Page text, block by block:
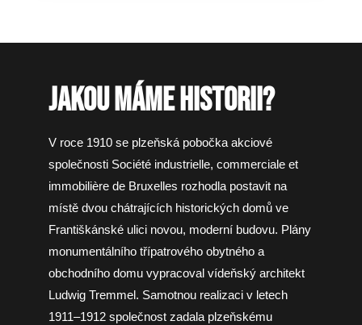
JAKOU MÁME HISTORII?
V roce 1910 se plzeňská pobočka akciové
společnosti Société industrielle, commerciale et
immobilière de Bruxelles rozhodla postavit na
místě dvou chátrajících historických domů ve
Františkánské ulici novou, moderní budovu. Plány
monumentálního třípatrového obytného a
obchodního domu vypracoval vídeňský architekt
Ludwig Tremmel. Samotnou realizaci v letech
1911–1912 společnost zadala plzeňskému